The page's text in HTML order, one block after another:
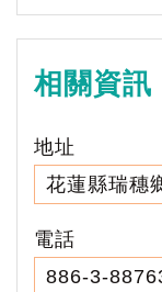
相關資訊
地址
花蓮縣瑞穗
電話
886-3-